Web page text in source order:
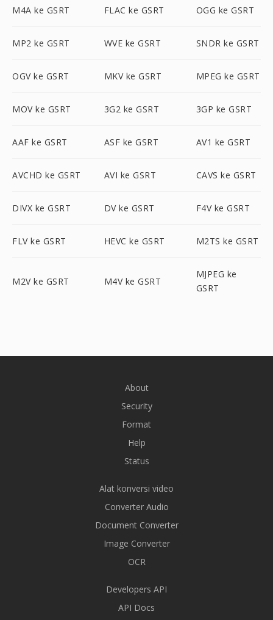
M4A ke GSRT FLAC ke GSRT OGG ke GSRT
MP2 ke GSRT WVE ke GSRT SNDR ke GSRT
OGV ke GSRT MKV ke GSRT MPEG ke GSRT
MOV ke GSRT 3G2 ke GSRT 3GP ke GSRT
AAF ke GSRT ASF ke GSRT AV1 ke GSRT
AVCHD ke GSRT AVI ke GSRT CAVS ke GSRT
DIVX ke GSRT DV ke GSRT F4V ke GSRT
FLV ke GSRT HEVC ke GSRT M2TS ke GSRT
M2V ke GSRT M4V ke GSRT
MJPEG ke
GSRT
About
Security
Format
Help
Status
Alat konversi video
Converter Audio
Document Converter
Image Converter
OCR
Developers API
API Docs